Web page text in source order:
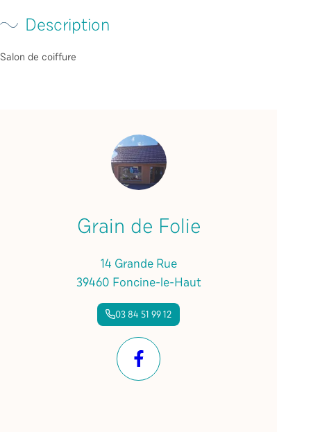
Description
Salon de coiffure
Grain de Folie
14 Grande Rue
39460 Foncine-le-Haut
03 84 51 99 12
Facebook